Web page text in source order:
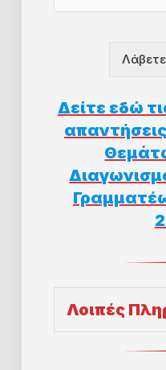
Ε
Δείτε εδώ
Λοιπές